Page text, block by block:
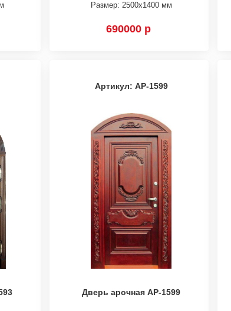
Размер: 2500х1400 мм
690000 р
Артикул: АР-1599
Дверь арочная АР-1599